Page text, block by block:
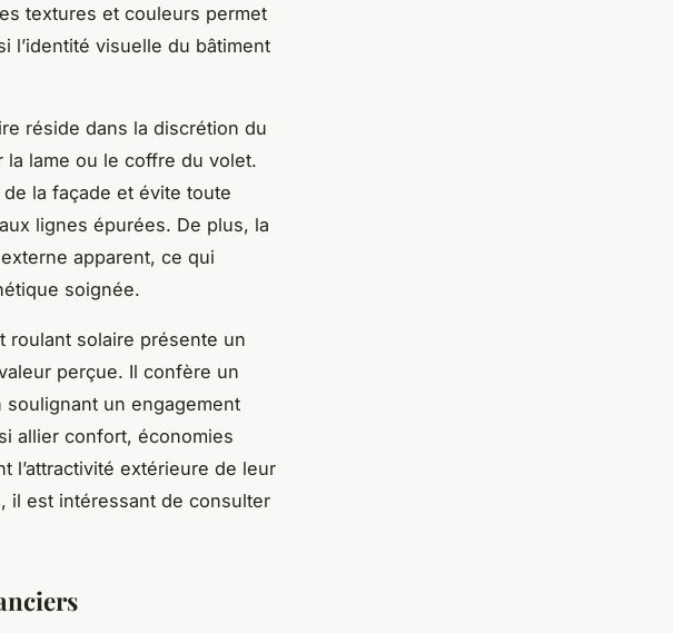
textures et couleurs permet
l’identité visuelle du bâtiment
réside dans la discrétion du
lame ou le coffre du volet.
la façade et évite toute
lignes épurées. De plus, la
apparent, ce qui
soignée.
roulant solaire présente un
perçue. Il confère un
un engagement
allier confort, économies
l’attractivité extérieure de leur
il est intéressant de consulter